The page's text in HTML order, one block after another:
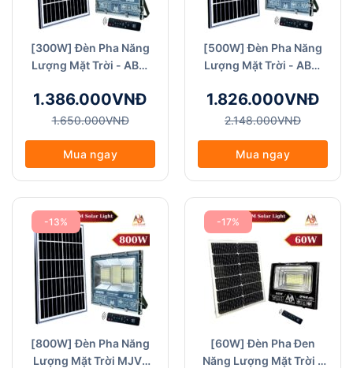
[300W] Đèn Pha Năng
Lượng Mặt Trời - ABM
1.386.000VNĐ
1.650.000VNĐ
Mua ngay
[500W] Đèn Pha Năng
Lượng Mặt Trời - ABM
1.826.000VNĐ
2.148.000VNĐ
Mua ngay
-13%
[800W] Đèn Pha Năng
Lượng Mặt Trời MJV-
-17%
[60W] Đèn Pha Đen
Năng Lượng Mặt Trời -